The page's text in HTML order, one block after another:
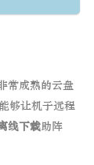
常成熟的云盘
够让机子远程
线下载助阵